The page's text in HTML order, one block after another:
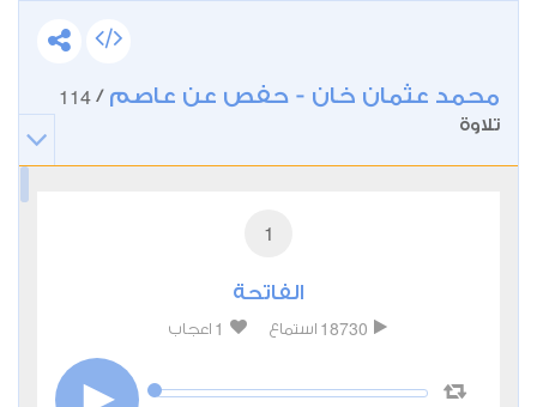
محمد عثمان خان - حفص عن عاصم /
114
تلاوة
1
الفاتحة
18730 استماع 1 اعجاب